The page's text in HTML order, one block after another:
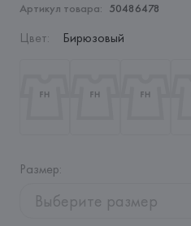
Артикул товара: 50486478
Цвет: Бирюзовый
Размер:
Выберите размер